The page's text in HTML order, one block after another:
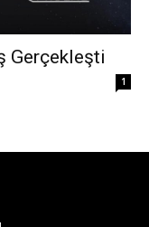
Gerçekleşti
1